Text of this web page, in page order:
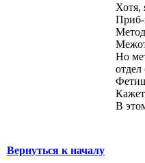
Хотя,
Приб-
Но
В
Вернуться к началу